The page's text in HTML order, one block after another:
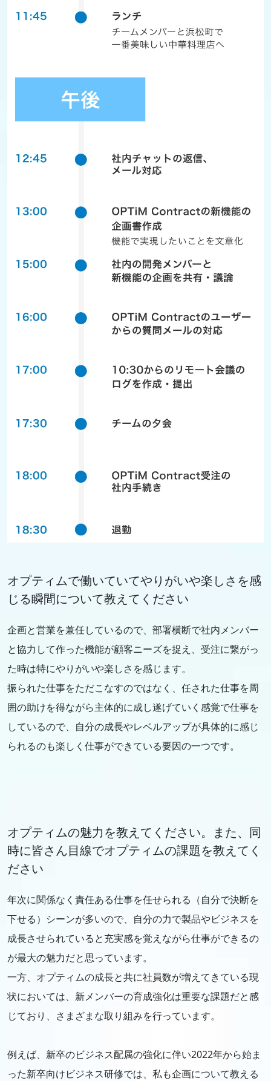
オプティムで働いていてやりがいや楽しさを感
じる瞬間について教えてください
企画と営業を兼任しているので、部署横断で社内メンバー
と協力して作った機能が顧客ニーズを捉え、受注に繋がっ
た時は特にやりがいや楽しさを感じます。
振られた仕事をただこなすのではなく、任された仕事を周
囲の助けを得ながら主体的に成し遂げていく感覚で仕事を
しているので、自分の成長やレベルアップが具体的に感じ
られるのも楽しく仕事ができている要因の一つです。
オプティムの魅力を教えてください。また、同
時に皆さん目線でオプティムの課題を教えてく
ださい
年次に関係なく責任ある仕事を任せられる（自分で決断を
下せる）シーンが多いので、自分の力で製品やビジネスを
成長させられていると充実感を覚えながら仕事ができるの
が最大の魅力だと思っています。
一方、オプティムの成長と共に社員数が増えてきている現
状においては、新メンバーの育成強化は重要な課題だと感
じており、さまざまな取り組みを行っています。
例えば、新卒のビジネス配属の強化に伴い2022年から始ま
った新卒向けビジネス研修では、私も企画について教える